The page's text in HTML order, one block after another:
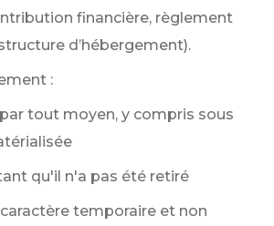
financière, règlement
d’hébergement).
:
tout moyen, y compris sous
qu'il n'a pas été retiré
temporaire et non